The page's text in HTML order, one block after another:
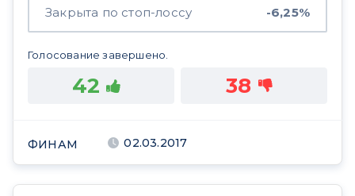
Закрыта по стоп-лоссу -6,25%
Голосование завершено.
42 38
ФИНАМ 02.03.2017